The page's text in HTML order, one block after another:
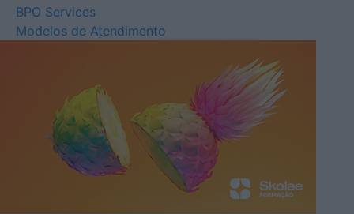
BPO Services
Modelos de Atendimento